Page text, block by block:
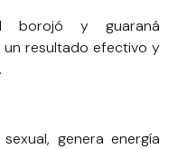
y guaraná
resultado efectivo y
genera energía